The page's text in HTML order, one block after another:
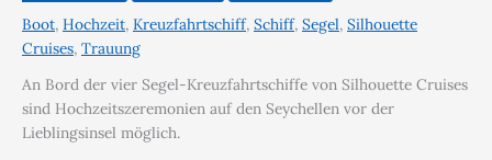
Boot, Hochzeit, Kreuzfahrtschiff, Schiff, Segel, Silhouette
Cruises, Trauung
An Bord der vier Segel-Kreuzfahrtschiffe von Silhouette Cruises
sind Hochzeitszeremonien auf den Seychellen vor der
Lieblingsinsel möglich.